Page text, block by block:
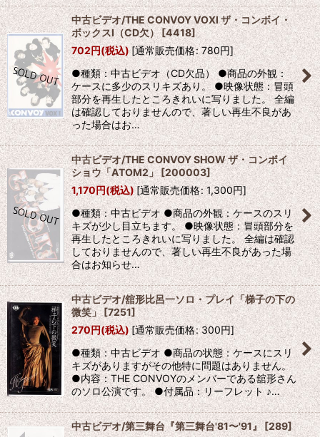
中古ビデオ/THE CONVOY VOXI ザ・コンボイ・
ボックスI（CD欠）[4418]
702円(税込)[通常販売価格: 780円]
●種類：中古ビデオ（CD欠品） ●商品の外観：
ケースに多少のスリキズあり。 ●映像状態：冒頭
部分を再生したところきれいに写りました。 全編
は確認しておりませんので、著しい再生不良があ
った場合はお…
中古ビデオ/THE CONVOY SHOW ザ・コンボイ
ショウ「ATOM2」[200003]
1,170円(税込)[通常販売価格: 1,300円]
●種類：中古ビデオ ●商品の外観：ケースのスリ
キズが少し目立ちます。 ●映像状態：冒頭部分を
再生したところきれいに写りました。 全編は確認
しておりませんので、著しい再生不良があった場
合はお知らせ…
中古ビデオ/舘形比呂一ソロ・プレイ「梯子の下の
微笑」 [7251]
270円(税込)[通常販売価格: 300円]
●種類：中古ビデオ ●商品の状態：ケースにスリ
キズがありますがその他特に問題はありません。
●内容：THE CONVOYのメンバーである舘形さん
のソロ公演です。 ●付属品：リーフレット ♪…
中古ビデオ/第三舞台『第三舞台'81〜'91』 [289]